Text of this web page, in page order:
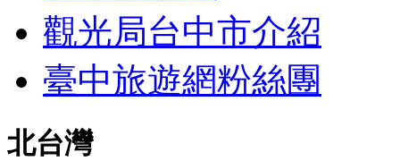
觀光局台中市介紹
臺中旅遊網粉絲團
北台灣